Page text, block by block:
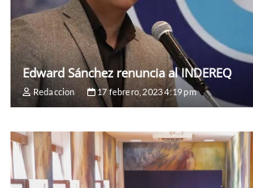
Edward Sánchez renuncia al INDEREQ
Redaccion 17 febrero, 2023 4:19 pm